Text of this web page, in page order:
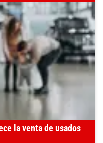
la venta de usados